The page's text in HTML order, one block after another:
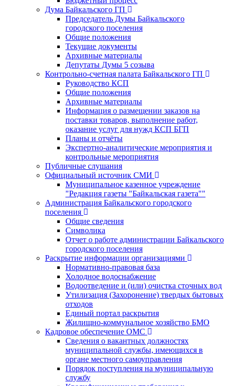
Дума Байкальского ГП
Председатель Думы Байкальского
городского поселения
Общие положения
Текущие документы
Архивные материалы
Депутаты Думы 5 созыва
Контрольно-счетная палата Байкальского ГП
Руководство КСП
Общие положения
Архивные материалы
Информация о размещении заказов на
поставки товаров, выполнение работ,
оказание услуг для нужд КСП БГП
Планы и отчёты
Экспертно-аналитические мероприятия и
контрольные мероприятия
Публичные слушания
Официальный источник СМИ
Муниципальное казенное учреждение
"Редакция газеты "Байкальская газета""
Администрация Байкальского городского
поселения
Общие сведения
Символика
Отчет о работе администрации Байкальского
городского поселения
Раскрытие информации организациями
Нормативно-правовая база
Холодное водоснабжение
Водоотведение и (или) очистка сточных вод
Утилизация (Захоронение) твердых бытовых
отходов
Единый портал раскрытия
Жилищно-коммунальное хозяйство БМО
Кадровое обеспечение ОМС
Сведения о вакантных должностях
муниципальной службы, имеющихся в
органе местного самоуправления
Порядок поступления на муниципальную
службу